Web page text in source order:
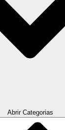
Abrir Categorias